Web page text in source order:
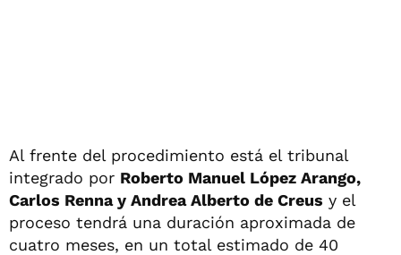
Al frente del procedimiento está el tribunal
integrado por Roberto Manuel López Arango,
Carlos Renna y Andrea Alberto de Creus y el
proceso tendrá una duración aproximada de
cuatro meses, en un total estimado de 40